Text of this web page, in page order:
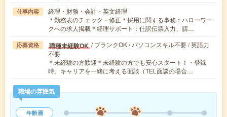
仕事内容
経理・財務・会計・英文経理
＊勤務表のチェック・修正＊採用に関する事務：ハローワー
クへの求人掲載＊経理サポート：仕訳伝票入力、請…
応募資格 職種未経験OK / ブランクOK / パソコンスキル不要 / 英語力
不要
＊未経験の方歓迎＊未経験の方でも安心スタート！・登録
時、キャリアを一緒に考える面談（TEL面談の場合…
職場の雰囲気
年齢層